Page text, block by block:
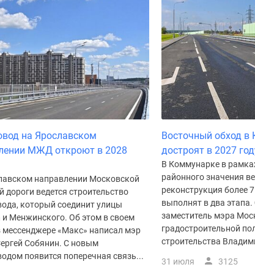
на Ярославском
МЖД откроют в 2028
направлении Московской
дороги ведется строительство
который соединит улицы
и Менжинского. Об этом в своем
мессенджере «Макс» написал мэр
Собянин. С новым
появится поперечная связь...
Восточный обход в
достроят в 2027
В Коммунарке в
районного значения
реконструкция более
выполнят в два
заместитель мэра
градостроительной
строительства
31 июля 3125